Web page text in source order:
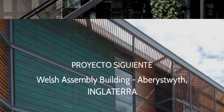
PROYECTO SIGUIENTE
Welsh Assembly Building - Aberystwyth,
INGLATERRA